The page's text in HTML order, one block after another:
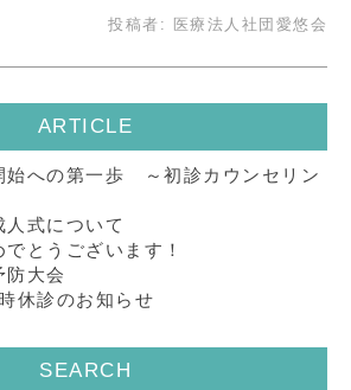
投稿者: 医療法人社団愛悠会
ARTICLE
始への第一歩 ～初診カウンセリン
式について
とうございます！
防大会
休診のお知らせ
SEARCH